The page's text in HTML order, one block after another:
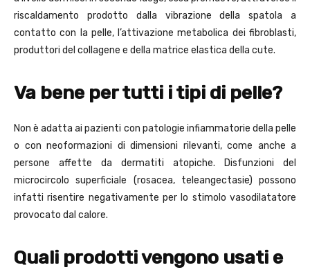
riscaldamento prodotto dalla vibrazione della spatola a
contatto con la pelle, l’attivazione metabolica dei fibroblasti,
produttori del collagene e della matrice elastica della cute.
Va bene per tutti i tipi di pelle?
Non è adatta ai pazienti con patologie infiammatorie della pelle
o con neoformazioni di dimensioni rilevanti, come anche a
persone affette da dermatiti atopiche. Disfunzioni del
microcircolo superficiale (rosacea, teleangectasie) possono
infatti risentire negativamente per lo stimolo vasodilatatore
provocato dal calore.
Quali prodotti vengono usati e